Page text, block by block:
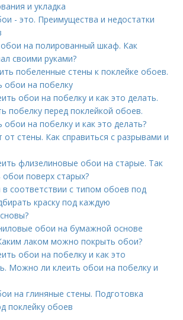
и укладка
- это. Преимущества и недостатки
обои на полированный шкаф. Как
своими руками?
побеленные стены к поклейке обоев.
на побелку
обои на побелку и как это делать.
побелку перед поклейкой обоев.
на побелку и как это делать?
стены. Как справиться с разрывами и
флизелиновые обои на старые. Так
поверх старых?
в соответствии с типом обоев под
краску под каждую
обои на бумажной основе
лаком можно покрыть обои?
обои на побелку и как это
Можно ли клеить обои на побелку и
на глиняные стены. Подготовка
поклейку обоев